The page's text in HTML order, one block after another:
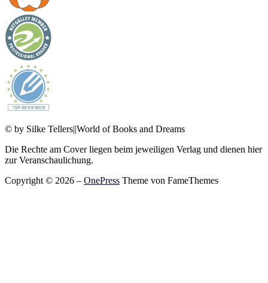
© by Silke Tellers||World of Books and Dreams
Die Rechte am Cover liegen beim jeweiligen Verlag und dienen hier
zur Veranschaulichung.
Copyright © 2026 – OnePress Theme von FameThemes